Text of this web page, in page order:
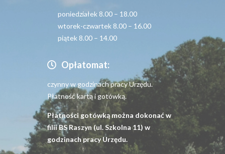
poniedziałek 8.00 – 18.00
wtorek-czwartek 8.00 – 16.00
piątek 8.00 – 14.00
Opłatomat:
czynny w godzinach pracy Urzędu.
Płatność kartą i gotówką.
Płatności gotówką można dokonać w
filii BS Raszyn (ul. Szkolna 11) w
godzinach pracy Urzędu.